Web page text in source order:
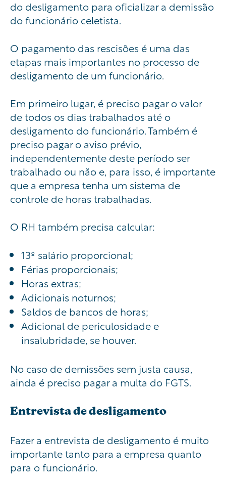
do desligamento para oficializar a demissão
do funcionário celetista.
O pagamento das rescisões é uma das
etapas mais importantes no processo de
desligamento de um funcionário.
Em primeiro lugar, é preciso pagar o valor
de todos os dias trabalhados até o
desligamento do funcionário. Também é
preciso pagar o aviso prévio,
independentemente deste período ser
trabalhado ou não e, para isso, é importante
que a empresa tenha um sistema de
controle de horas trabalhadas.
O RH também precisa calcular:
13º salário proporcional;
Férias proporcionais;
Horas extras;
Adicionais noturnos;
Saldos de bancos de horas;
Adicional de periculosidade e
insalubridade, se houver.
No caso de demissões sem justa causa,
ainda é preciso pagar a multa do FGTS.
Entrevista de desligamento
Fazer a entrevista de desligamento é muito
importante tanto para a empresa quanto
para o funcionário.